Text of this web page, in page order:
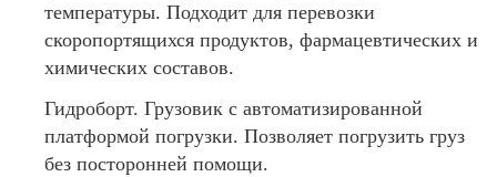
температуры. Подходит для перевозки
скоропортящихся продуктов, фармацевтических и
химических составов.
Гидроборт. Грузовик с автоматизированной
платформой погрузки. Позволяет погрузить груз
без посторонней помощи.